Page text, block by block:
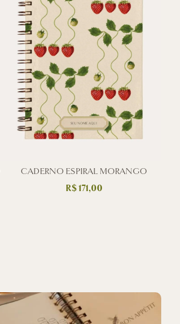
CADERNO ESPIRAL MORANGO
R$171,00